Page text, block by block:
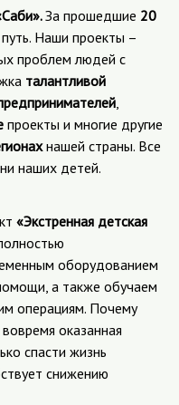
За прошедшие 20
Наши проекты –
проблем людей с
талантливой
,
проекты и многие другие
нашей страны. Все
наших детей.
«Экстренная детская
оборудованием
а также обучаем
операциям. Почему
оказанная
спасти жизнь
снижению